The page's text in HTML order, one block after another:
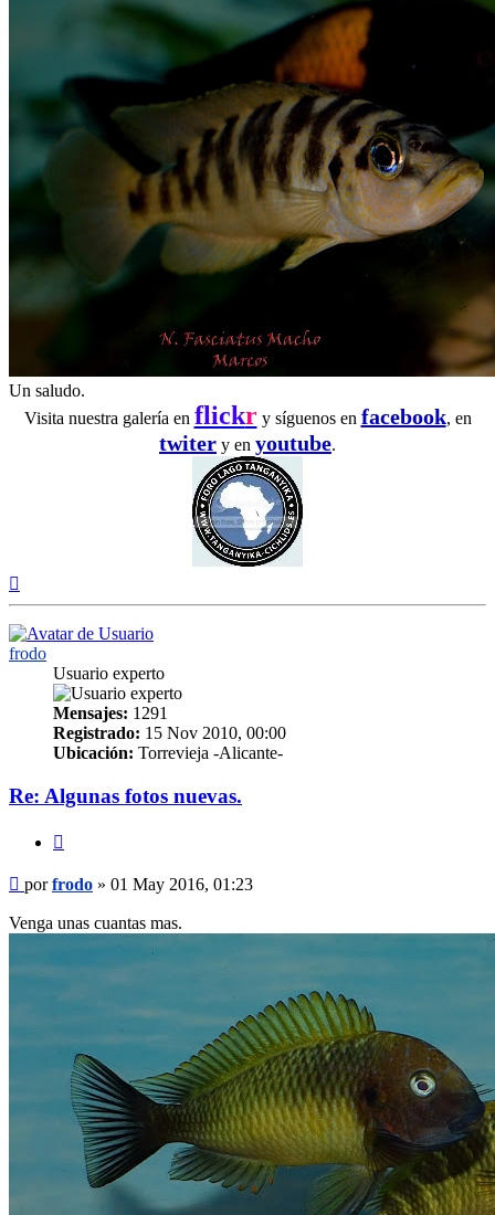
Un saludo.
Visita nuestra galería en flickry síguenos en facebook, en
twiter y en youtube.
frodo
Usuario experto
Mensajes: 1291
Registrado: 15 Nov 2010, 00:00
Ubicación: Torrevieja -Alicante-
Re: Algunas fotos nuevas.
Mensaje
porfrodo » 01 May 2016, 01:23
Venga unas cuantas mas.